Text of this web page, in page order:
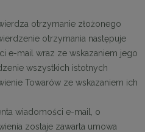
otrzymanie złożonego
otrzymania następuje
e-mail wraz ze wskazaniem jego
wszystkich istotnych
Towarów ze wskazaniem ich
wiadomości e-mail, o
zostaje zawarta umowa